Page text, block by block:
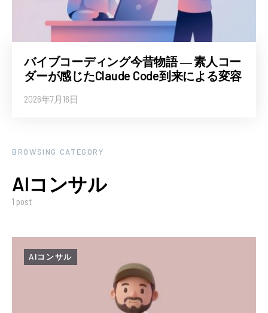
バイブコーディング今昔物語 ― 素人コー
ダーが感じたClaude Code到来による変容
2026年7月16日
BROWSING CATEGORY
AIコンサル
1 post
AIコンサル